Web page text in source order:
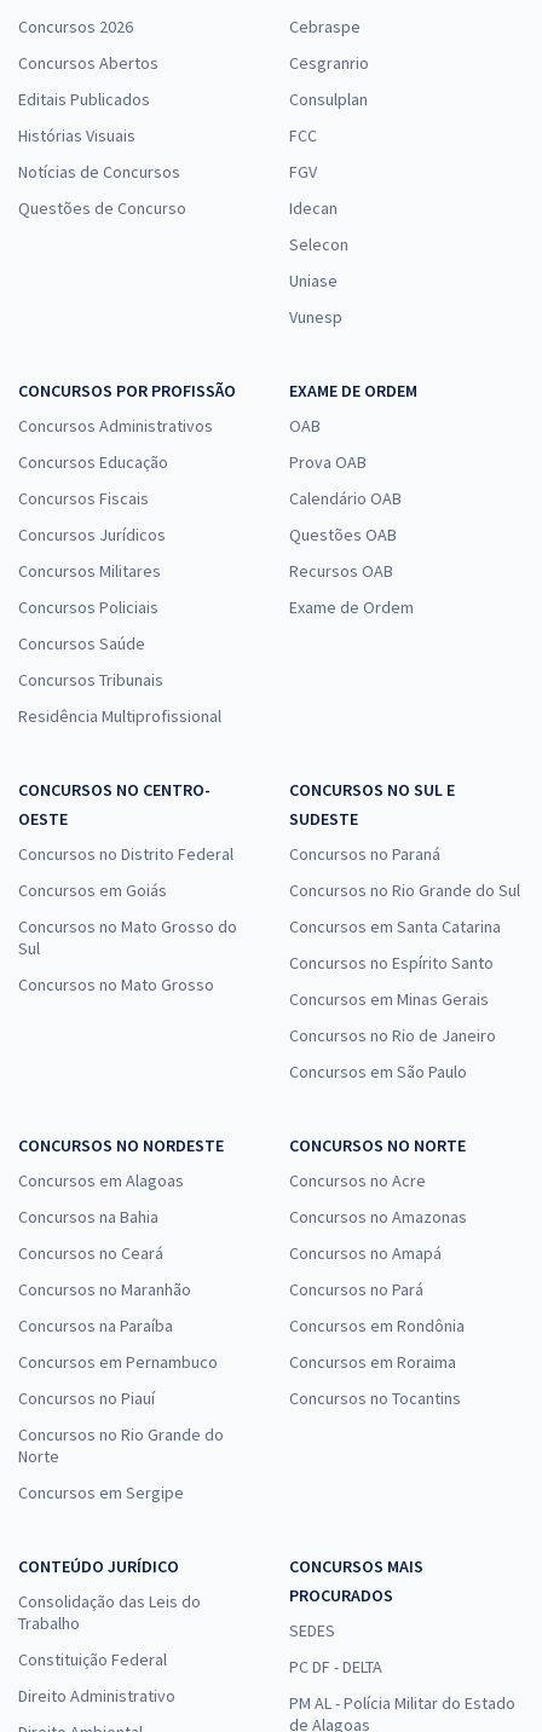
Concursos 2026
Concursos Abertos
Editais Publicados
Histórias Visuais
Notícias de Concursos
Questões de Concurso
Cebraspe
Cesgranrio
Consulplan
FCC
FGV
Idecan
Selecon
Uniase
Vunesp
CONCURSOS POR PROFISSÃO
Concursos Administrativos
Concursos Educação
Concursos Fiscais
Concursos Jurídicos
Concursos Militares
Concursos Policiais
Concursos Saúde
Concursos Tribunais
Residência Multiprofissional
EXAME DE ORDEM
OAB
Prova OAB
Calendário OAB
Questões OAB
Recursos OAB
Exame de Ordem
CONCURSOS NO CENTRO-
OESTE
Concursos no Distrito Federal
Concursos em Goiás
Concursos no Mato Grosso do
Sul
Concursos no Mato Grosso
CONCURSOS NO SUL E
SUDESTE
Concursos no Paraná
Concursos no Rio Grande do Sul
Concursos em Santa Catarina
Concursos no Espírito Santo
Concursos em Minas Gerais
Concursos no Rio de Janeiro
Concursos em São Paulo
CONCURSOS NO NORDESTE
Concursos em Alagoas
Concursos na Bahia
Concursos no Ceará
Concursos no Maranhão
Concursos na Paraíba
Concursos em Pernambuco
Concursos no Piauí
Concursos no Rio Grande do
Norte
Concursos em Sergipe
CONCURSOS NO NORTE
Concursos no Acre
Concursos no Amazonas
Concursos no Amapá
Concursos no Pará
Concursos em Rondônia
Concursos em Roraima
Concursos no Tocantins
CONTEÚDO JURÍDICO
Consolidação das Leis do
Trabalho
Constituição Federal
Direito Administrativo
CONCURSOS MAIS
PROCURADOS
SEDES
PC DF - DELTA
PM AL - Polícia Militar do Estado
de Alagoas